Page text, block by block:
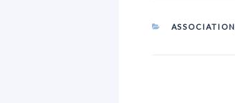
CATÉGORIES
ASSOCIATION